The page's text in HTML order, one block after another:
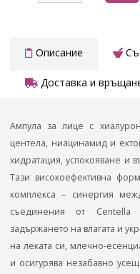
Описание
Доставка и
Ампула за лице с
центела, ниацинамид и
хидратация, успокояване и
Тази високоефективна
комплекса – синергия
съединения от Centella
задържането на влагата и
на леката си, млечно-
и осигурява незабавно